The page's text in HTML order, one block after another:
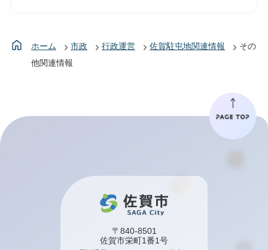
ホーム 市政 行政運営 佐賀駐屯地関連情報
その
他関連情報
〒840-8501
佐賀市栄町1番1号